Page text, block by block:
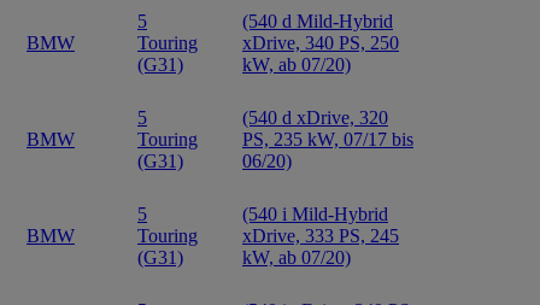
BMW
5
Touring
(G31)
(540 d Mild-Hybrid
xDrive, 340 PS, 250
kW, ab 07/20)
BMW
5
Touring
(G31)
(540 d xDrive, 320
PS, 235 kW, 07/17 bis
06/20)
BMW
5
Touring
(G31)
(540 i Mild-Hybrid
xDrive, 333 PS, 245
kW, ab 07/20)